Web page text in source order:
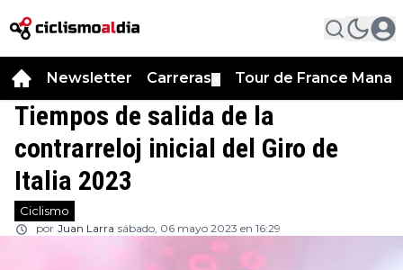
Newsletter Carreras Tour de France
Tiempos de salida de la
contrarreloj inicial del Giro de
Italia 2023
Ciclismo
por Juan Larra sábado, 06 mayo 2023 en 16:29